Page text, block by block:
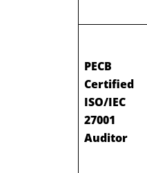
PECB
Certified
ISO/IEC
27001
Auditor